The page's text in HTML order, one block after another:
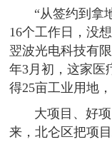
“从签约到拿
16个工作日，没
翌波光电科技有
年3月初，这家医
得25亩工业用地
大项目、好
来，北仑区把项